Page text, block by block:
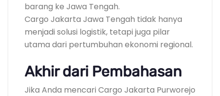
barang ke Jawa Tengah.
Cargo Jakarta Jawa Tengah tidak hanya
menjadi solusi logistik, tetapi juga pilar
utama dari pertumbuhan ekonomi regional.
Akhir dari Pembahasan
Jika Anda mencari Cargo Jakarta Purworejo